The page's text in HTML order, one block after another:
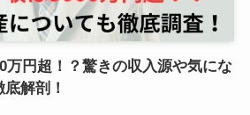
万円超！？驚きの収入源や気にな
解剖！